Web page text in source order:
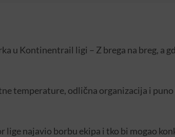
u Kontinentrail ligi – Z brega na breg, a
temperature, odlična organizacija i
lige najavio borbu ekipa i tko bi mogao